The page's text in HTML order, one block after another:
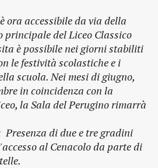
ora accessibile da via della
principale del Liceo Classico
è possibile nei giorni stabiliti
le festività scolastiche e i
scuola. Nei mesi di giugno,
in coincidenza con la
la Sala del Perugino rimarrà
di due e tre gradini
al Cenacolo da parte di